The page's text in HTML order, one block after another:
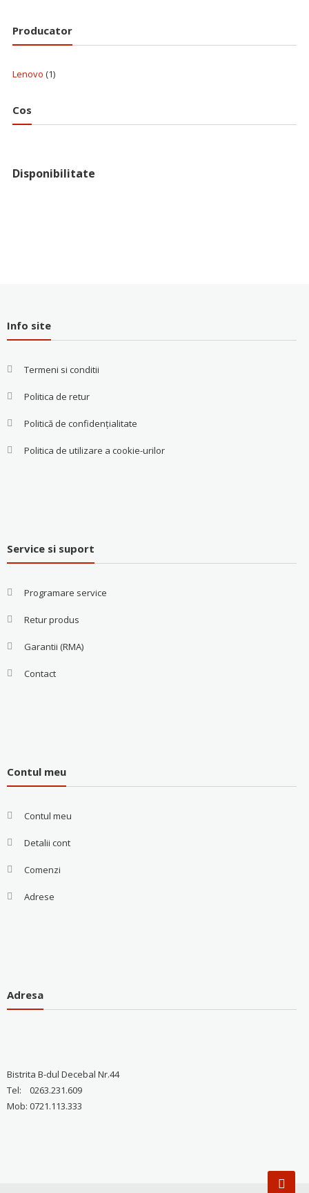
Producator
Lenovo (1)
Cos
Disponibilitate
Info site
Termeni si conditii
Politica de retur
Politică de confidențialitate
Politica de utilizare a cookie-urilor
Service si suport
Programare service
Retur produs
Garantii (RMA)
Contact
Contul meu
Contul meu
Detalii cont
Comenzi
Adrese
Adresa
Bistrita B-dul Decebal Nr.44
Tel: 0263.231.609
Mob: 0721.113.333